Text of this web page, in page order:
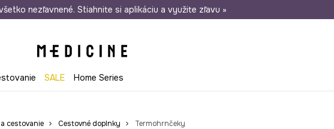
Odoslanie aj do 24 hodín 30 dní na vrátenie tovaru
nezľavnené. Stiahnite si aplikáciu a využite zľavu »
SALE Home Series
cestovanie Cestovné doplnky Termohrnčeky